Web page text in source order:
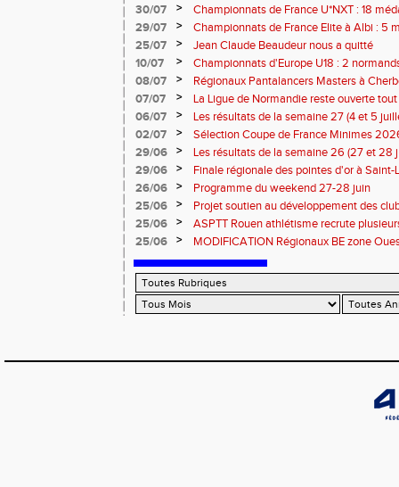
30/07
>
Championnats de France U*NXT : 18
29/07
>
Championnats de France Elite à Albi : 5
titres !
25/07 >
Jean Claude Beaudeur nous a quitté
10/07
>
Championnats d'Europe U18 : 2
08/07
>
Régionaux Pantalancers Masters à
07/07
>
La Ligue de Normandie reste ouverte tout
06/07
>
Les résultats de la semaine 27 (4 et 5
02/07
>
Sélection Coupe de France Minimes
29/06
>
Les résultats de la semaine 26 (27 et 28
29/06
>
Finale régionale des pointes d'or à
informations
26/06 >
Programme du weekend 27-28 juin
25/06
>
Projet soutien au développement des
25/06
>
ASPTT Rouen athlétisme recrute
25/06
>
MODIFICATION Régionaux BE zone